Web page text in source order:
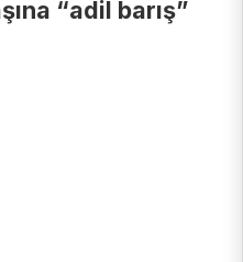
“adil barış”